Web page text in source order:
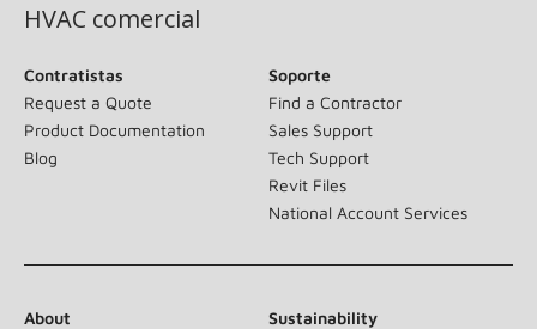
HVAC comercial
Contratistas
Request a Quote
Product Documentation
Blog
Soporte
Find a Contractor
Sales Support
Tech Support
Revit Files
National Account Services
About
Sustainability